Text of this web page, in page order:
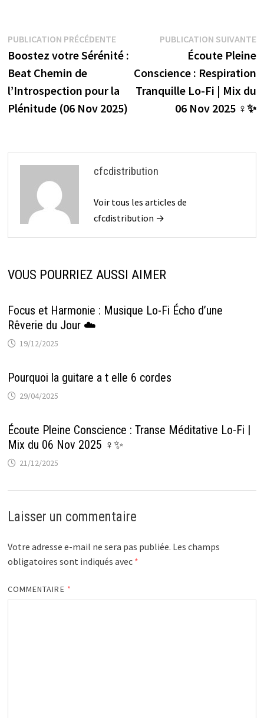
o
o
k
er es
t
o
ar
ge
Navigation
de
l’article
PUBLICATION PRÉCÉDENTEPublication
précédente :
Boostez votre Sérénité :
Beat Chemin de
l’Introspection pour la
Plénitude (06 Nov 2025)
PUBLICATION SUIVANTE
Écoute Pleine
Conscience : Respiration
Tranquille Lo-Fi | Mix du
06 Nov 2025 ‍♀️✨
cfcdistribution
Voir tous les articles de
cfcdistribution →
VOUS POURRIEZ AUSSI AIMER
Focus et Harmonie : Musique Lo-Fi Écho d’une
Rêverie du Jour ☁️
19/12/2025
Pourquoi la guitare a t elle 6 cordes
29/04/2025
Écoute Pleine Conscience : Transe Méditative Lo-Fi |
Mix du 06 Nov 2025 ‍♀️✨
21/12/2025
Laisser un commentaire
Votre adresse e-mail ne sera pas publiée. Les champs
obligatoires sont indiqués avec *
COMMENTAIRE *